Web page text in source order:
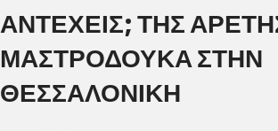
ΑΝΤΕΧΕΙΣ; ΤΗΣ
ΜΑΣΤΡΟΔΟΎΚΑ ΣΤΗΝ
ΘΕΣΣΑΛΟΝΊΚΗ